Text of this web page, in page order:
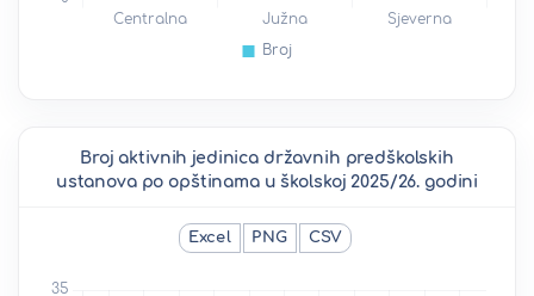
Broj aktivnih jedinica državnih predškolskih
ustanova po opštinama u školskoj 2025/26. godini
Excel PNG CSV